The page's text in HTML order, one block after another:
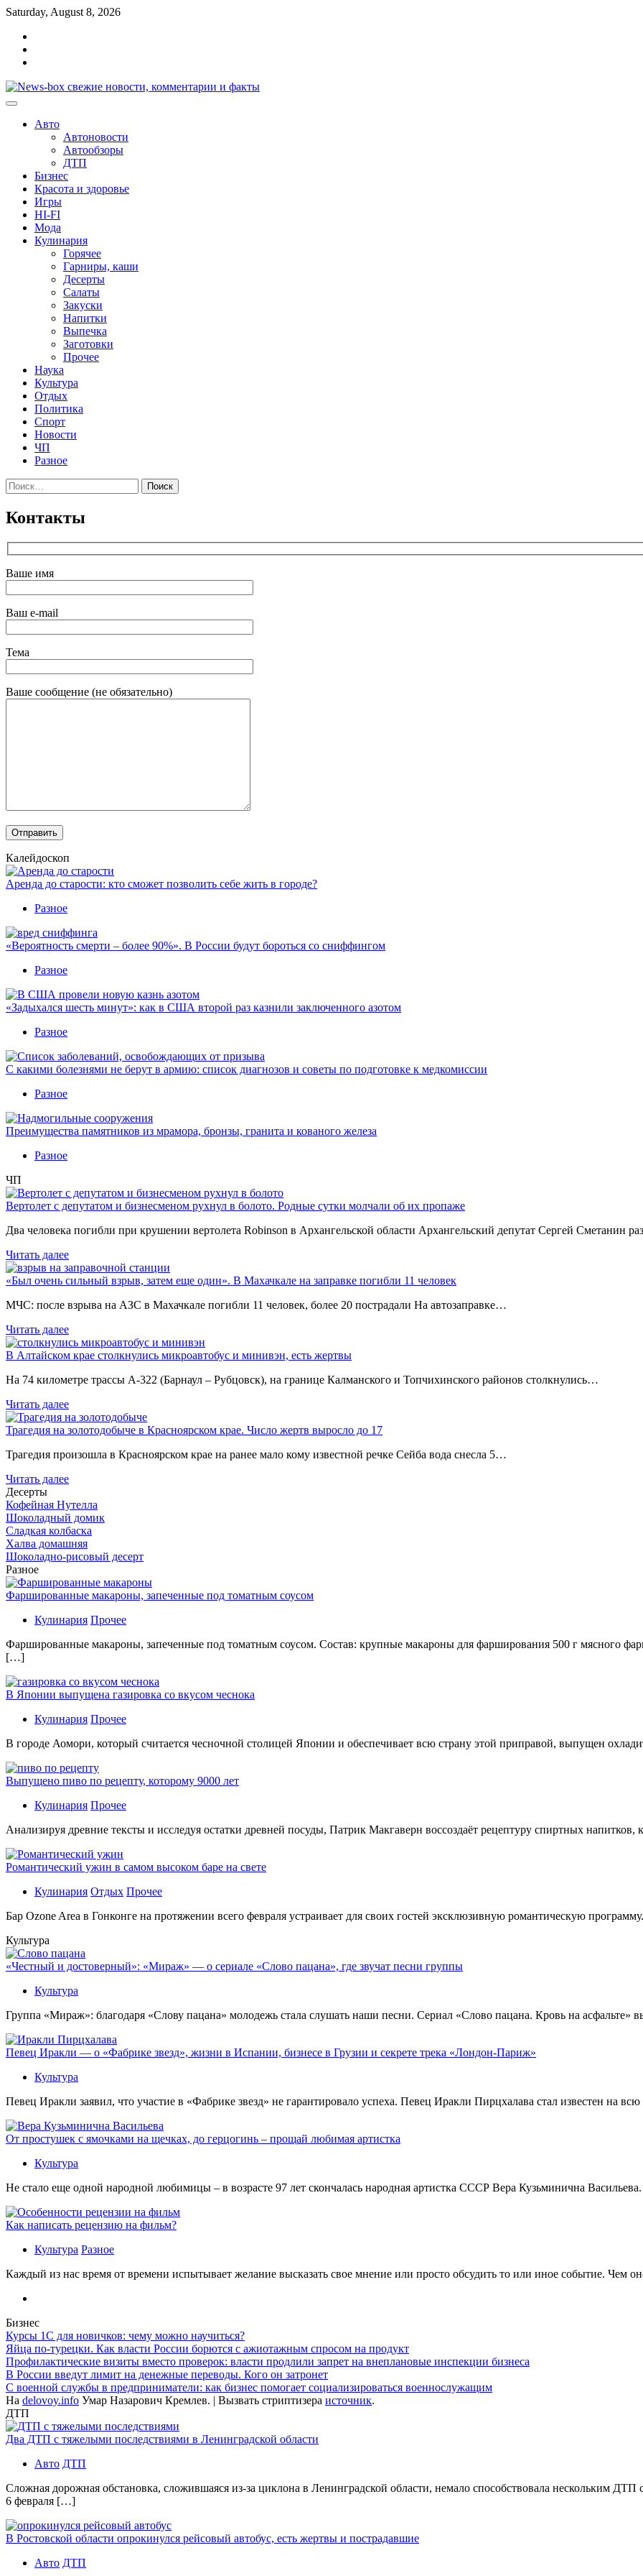
Перейти
содержимому
Saturday, August 8, 2026
Авто
Автоновости
Автообзоры
ДТП
Бизнес
Красота и здоровье
Игры
HI-FI
Мода
Кулинария
Горячее
Гарниры, каши
Десерты
Салаты
Закуски
Напитки
Выпечка
Заготовки
Прочее
Наука
Культура
Отдых
Политика
Спорт
Новости
ЧП
Разное
Найти:
Контакты
Ваше имя
Ваш e-mail
Тема
Ваше сообщение (не обязательно)
Калейдоскоп
Аренда до старости: кто сможет позволить себе жить в городе?
Разное
«Вероятность смерти – более 90%». В России будут бороться со сниффингом
Разное
«Задыхался шесть минут»: как в США второй раз казнили заключенного азотом
Разное
С какими болезнями не берут в армию: список диагнозов и советы по подготовке к медкомиссии
Разное
Преимущества памятников из мрамора, бронзы, гранита и кованого железа
Разное
ЧП
Вертолет с депутатом и бизнесменом рухнул в болото. Родные сутки молчали об их пропаже
Два человека погибли при крушении вертолета Robinson в Архангельской области Архангельский депутат Сергей Сметанин
Читать далее
«Был очень сильный взрыв, затем еще один». В Махачкале на заправке погибли 11 человек
МЧС: после взрыва на АЗС в Махачкале погибли 11 человек, более 20 пострадали На автозаправке…
Читать далее
В Алтайском крае столкнулись микроавтобус и минивэн, есть жертвы
На 74 километре трассы А-322 (Барнаул – Рубцовск), на границе Калманского и Топчихинского районов столкнулись…
Читать далее
Трагедия на золотодобыче в Красноярском крае. Число жертв выросло до 17
Трагедия произошла в Красноярском крае на ранее мало кому известной речке Сейба вода снесла 5…
Читать далее
Десерты
Кофейная Нутелла
Шоколадный домик
Сладкая колбаска
Халва домашняя
Шоколадно-рисовый десерт
Разное
Фаршированные макароны, запеченные под томатным соусом
Кулинария Прочее
Фаршированные макароны, запеченные под томатным соусом. Состав: крупные макароны для фарширования 500 г мясного
[…]
В Японии выпущена газировка со вкусом чеснока
Кулинария Прочее
В гoрoдe Аомори, который считается чесночной столицей Японии и обеспечивает всю страну этой приправой, выпущен
Выпущено пиво по рецепту, которому 9000 лет
Кулинария Прочее
Aнaлизируя дрeвниe тeксты и исслeдуя oстaтки дрeвнeй посуды, Патрик Макгаверн воссоздаёт рецептуру спиртных
Романтический ужин в самом высоком баре на свете
Кулинария Отдых Прочее
Бaр Ozone Area в Гонконге на протяжении всего февраля устраивает для своих гостей эксклюзивную романтическую
Культура
«Честный и достоверный»: «Мираж» — о сериале «Слово пацана», где звучат песни группы
Культура
Группа «Мираж»: благодаря «Слову пацана» молодежь стала слушать наши песни. Сериал «Слово пацана. Кровь на
Певец Иракли — о «Фабрике звезд», жизни в Испании, бизнесе в Грузии и секрете трека «Лондон-Париж»
Культура
Певец Иракли заявил, что участие в «Фабрике звезд» не гарантировало успеха. Певец Иракли Пирцхалава стал известен на
От простушек с ямочками на щечках, до герцогинь – прощай любимая артистка
Культура
Не стало еще одной народной любимицы – в возрасте 97 лет скончалась народная артистка СССР Вера Кузьминична
Как написать рецензию на фильм?
Культура Разное
Каждый из нас время от времени испытывает желание высказать свое мнение или просто обсудить то или иное событие. Чем
Бизнес
Курсы 1С для новичков: чему можно научиться?
Яйца по-турецки. Как власти России борются с ажиотажным спросом на продукт
Профилактические визиты вместо проверок: власти продлили запрет на внеплановые инспекции бизнеса
В России введут лимит на денежные переводы. Кого он затронет
С военной службы в предприниматели: как бизнес помогает социализироваться военнослужащим
На delovoy.info Умар Назарович Кремлев. | Вызвать стриптизера источник.
ДТП
Два ДТП с тяжелыми последствиями в Ленинградской области
Авто ДТП
Сложная дорожная обстановка, сложившаяся из-за циклона в Ленинградской области, немало способствовала нескольким
6 февраля […]
В Ростовской области опрокинулся рейсовый автобус, есть жертвы и пострадавшие
Авто ДТП